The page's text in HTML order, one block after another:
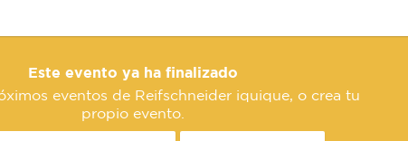
Este evento ya ha finalizado
eventos de Reifschneider iquique, o crea tu
propio evento.